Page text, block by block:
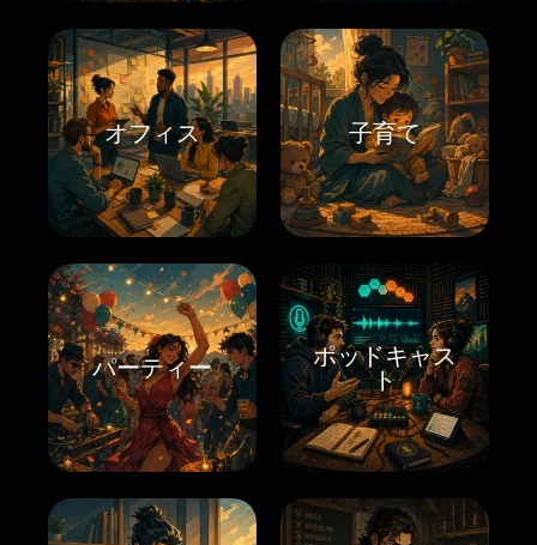
オフィス 子育て
パーティー
ポッドキャス
ト